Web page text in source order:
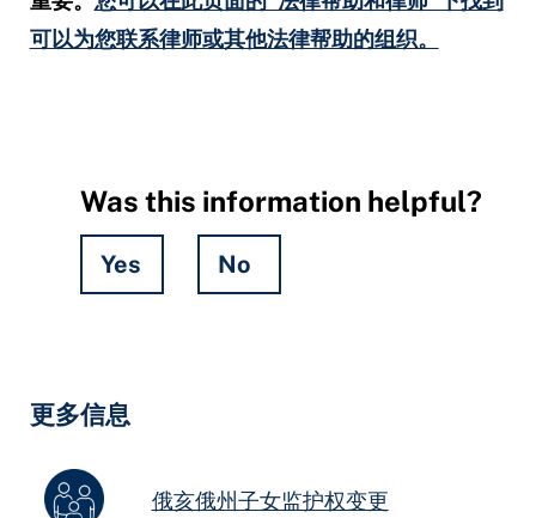
可以为您联系律师或其他法律帮助的组织。
Was this information helpful?
Yes No
更多信息
俄亥俄州子女监护权变更